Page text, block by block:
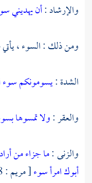
والإرشاد :أن يهديني
ومن ذلك : السوء ،
الشدة :يسومونكم سوء
والعقر :ولا تمسوها
والزنى :ما جزاء من
أبوك امرأ سوء[ مريم : 28 ] .